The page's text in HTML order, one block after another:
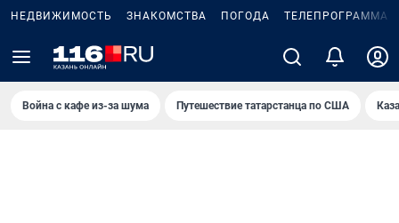
НЕДВИЖИМОСТЬ ЗНАКОМСТВА ПОГОДА ТЕЛЕПРОГРАММА
Война с кафе из-за шума Путешествие татарстанца по США